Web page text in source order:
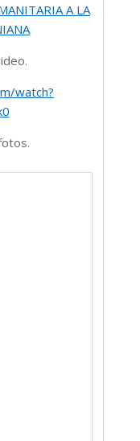
A LA
watch?